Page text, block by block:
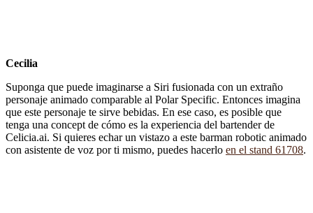
Cecilia
Suponga que puede imaginarse a Siri fusionada con un extraño
personaje animado comparable al Polar Specific. Entonces imagina
que este personaje te sirve bebidas. En ese caso, es posible que
tenga una concept de cómo es la experiencia del bartender de
Celicia.ai. Si quieres echar un vistazo a este barman robotic animado
con asistente de voz por ti mismo, puedes hacerlo en el stand 61708.